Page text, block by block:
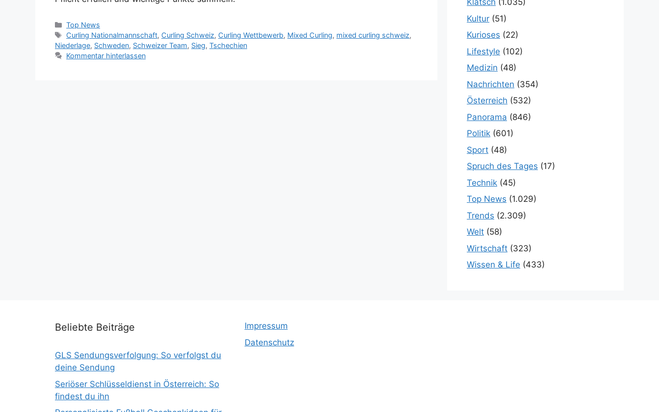
Kategorien
Top News
Schlagwörter
Curling Nationalmannschaft, Curling Schweiz, Curling Wettbewerb, Mixed Curling, mixed curling schweiz,
Niederlage, Schweden, Schweizer Team, Sieg, Tschechien
Kommentar hinterlassen
Klatsch (1.035)
Kultur (51)
Kurioses (22)
Lifestyle (102)
Medizin (48)
Nachrichten (354)
Österreich (532)
Panorama (846)
Politik (601)
Sport (48)
Spruch des Tages (17)
Technik (45)
Top News (1.029)
Trends (2.309)
Welt (58)
Wirtschaft (323)
Wissen & Life (433)
Beliebte Beiträge
GLS Sendungsverfolgung: So verfolgst du
deine Sendung
Seriöser Schlüsseldienst in Österreich: So
findest du ihn
Impressum
Datenschutz